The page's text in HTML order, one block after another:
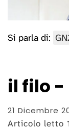
Si parla di:
il filo -
21 Dicembre
Articolo letto